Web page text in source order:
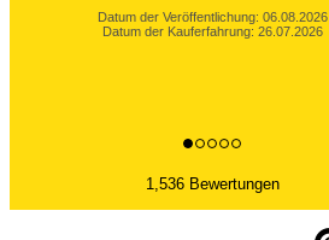
Datum der Veröffentlichung: 06.08.2026
Datum der Kauferfahrung: 27.07.2026
1,536 Bewertungen